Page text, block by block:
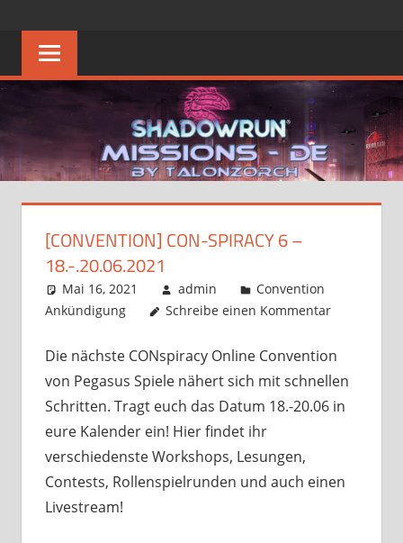
springen
MISSIONS
–
DE
Die
Heimat
Deutschen
Missions
FAQ
[CONVENTION] CON-SPIRACY 6 –
18.-.20.06.2021
Mai 16, 2021 admin
Convention
Ankündigung
Schreibe einen Kommentar
Die nächste CONspiracy Online Convention
von Pegasus Spiele nähert sich mit schnellen
Schritten. Tragt euch das Datum 18.-20.06 in
eure Kalender ein! Hier findet ihr
verschiedenste Workshops, Lesungen,
Contests, Rollenspielrunden und auch einen
Livestream!